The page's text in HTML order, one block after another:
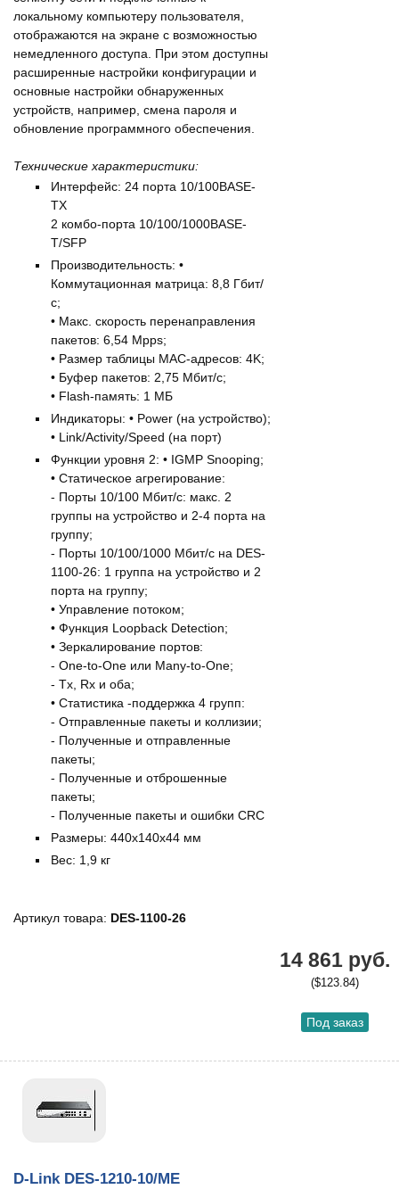
локальному компьютеру пользователя,
отображаются на экране с возможностью
немедленного доступа. При этом доступны
расширенные настройки конфигурации и
основные настройки обнаруженных
устройств, например, смена пароля и
обновление программного обеспечения.
Технические характеристики:
Интерфейс: 24 порта 10/100BASE-
TX
2 комбо-порта 10/100/1000BASE-
T/SFP
Производительность: •
Коммутационная матрица: 8,8 Гбит/
с;
• Макс. скорость перенаправления
пакетов: 6,54 Mpps;
• Размер таблицы MAC-адресов: 4K;
• Буфер пакетов: 2,75 Мбит/с;
• Flash-память: 1 МБ
Индикаторы: • Power (на устройство);
• Link/Activity/Speed (на порт)
Функции уровня 2: • IGMP Snooping;
• Статическое агрегирование:
- Порты 10/100 Мбит/с: макс. 2
группы на устройство и 2-4 порта на
группу;
- Порты 10/100/1000 Мбит/с на DES-
1100-26: 1 группа на устройство и 2
порта на группу;
• Управление потоком;
• Функция Loopback Detection;
• Зеркалирование портов:
- One-to-One или Many-to-One;
- Tx, Rx и оба;
• Статистика -поддержка 4 групп:
- Отправленные пакеты и коллизии;
- Полученные и отправленные
пакеты;
- Полученные и отброшенные
пакеты;
- Полученные пакеты и ошибки CRC
Размеры: 440х140х44 мм
Вес: 1,9 кг
Артикул товара: DES-1100-26
14 861 руб.
($123.84)
Под заказ
D-Link DES-1210-10/ME